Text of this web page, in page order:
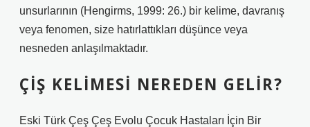
unsurlarının (Hengirms, 1999: 26.) bir kelime, davranış
veya fenomen, size hatırlattıkları düşünce veya
nesneden anlaşılmaktadır.
ÇIŞ KELIMESI NEREDEN GELIR?
Eski Türk Çeş Çeş Evolu Çocuk Hastaları İçin Bir